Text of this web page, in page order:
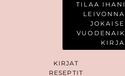
TILAA
KIRJA
KIRJAT
RESEPTIT